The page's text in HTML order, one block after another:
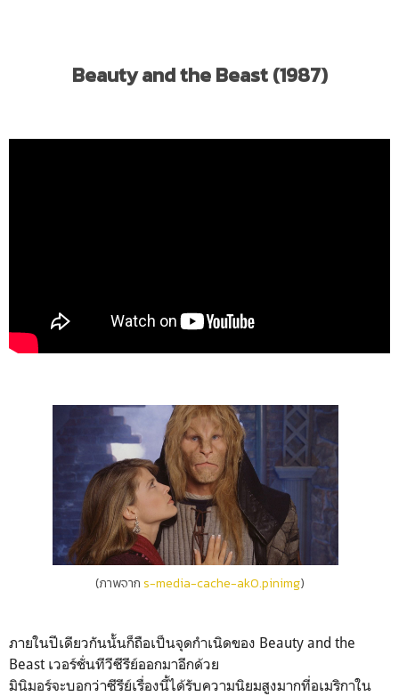
Beauty and the Beast (1987)
(ภาพจาก s-media-cache-ak0.pinimg)
ภายในปีเดียวกันนั้นก็ถือเป็นจุดกำเนิดของ Beauty and the
Beast เวอร์ชั่นทีวีซีรีย์ออกมาอีกด้วย
มินิมอร์จะบอกว่าซีรีย์เรื่องนี้ได้รับความนิยมสูงมากที่อเมริกาใน